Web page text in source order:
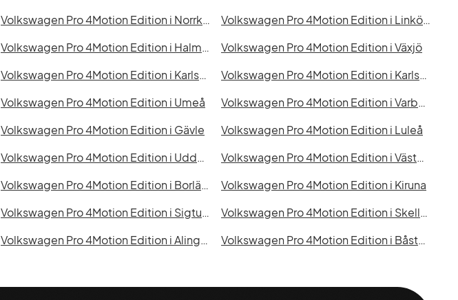
Volkswagen Pro 4Motion Edition i Norrköping
Volkswagen Pro 4Motion Edition i Linköping
Volkswagen Pro 4Motion Edition i Halmstad
Volkswagen Pro 4Motion Edition i Växjö
Volkswagen Pro 4Motion Edition i Karlskrona
Volkswagen Pro 4Motion Edition i Karlstad
Volkswagen Pro 4Motion Edition i Umeå
Volkswagen Pro 4Motion Edition i Varberg
Volkswagen Pro 4Motion Edition i Gävle
Volkswagen Pro 4Motion Edition i Luleå
Volkswagen Pro 4Motion Edition i Uddevalla
Volkswagen Pro 4Motion Edition i Västervik
Volkswagen Pro 4Motion Edition i Borlänge
Volkswagen Pro 4Motion Edition i Kiruna
Volkswagen Pro 4Motion Edition i Sigtuna
Volkswagen Pro 4Motion Edition i Skellefteå
Volkswagen Pro 4Motion Edition i Alingsås Volkswagen Pro 4Motion Edition i Båstad